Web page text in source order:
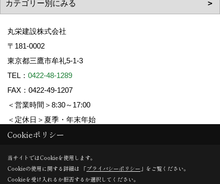
丸栄建設株式会社
〒181-0002
東京都三鷹市牟礼5-1-3
TEL： 0422-48-1289
FAX：0422-49-1207
＜営業時間＞8:30～17:00
＜定休日＞夏季・年末年始
Copyright (c) 丸栄建設. All Rights Reserved.
Produced byゴデスクリエイト
Cookieポリシー
当サイトではCookieを使用します。
Cookieの使用に関する詳細は 「プライバシーポリシー 」をご覧ください。
Cookieを受け入れるか拒否するか選択してください。